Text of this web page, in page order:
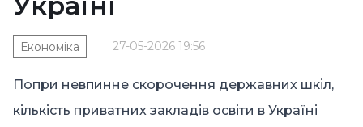
27-05-2026 19:56
Економіка
Попри невпинне скорочення державних шкіл,
кількість приватних закладів освіти в Україні